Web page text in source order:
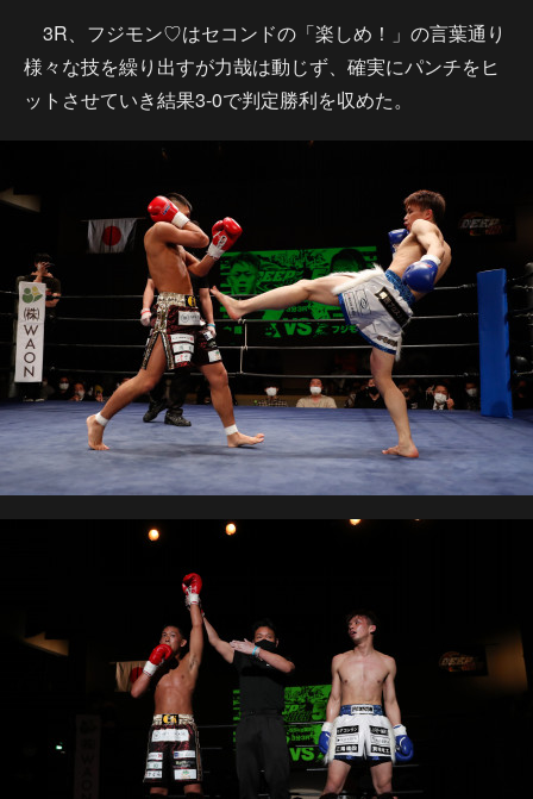
3R、フジモン♡はセコンドの「楽しめ！」の言葉通り
様々な技を繰り出すが力哉は動じず、確実にパンチをヒ
ットさせていき結果3-0で判定勝利を収めた。